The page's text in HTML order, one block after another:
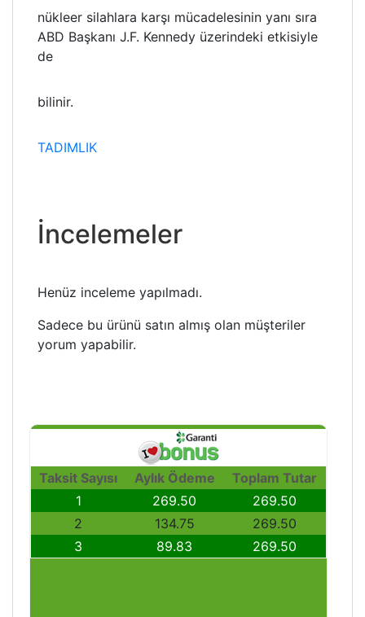
nükleer silahlara karşı mücadelesinin yanı sıra
ABD Başkanı J.F. Kennedy üzerindeki etkisiyle
de
bilinir.
TADIMLIK
İncelemeler
Henüz inceleme yapılmadı.
Sadece bu ürünü satın almış olan müşteriler
yorum yapabilir.
Taksit Sayısı Aylık Ödeme
Toplam Tutar
1
269.50
269.50
2
134.75
269.50
3
89.83 269.50